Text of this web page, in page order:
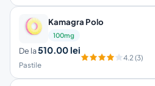
Kamagra Polo
100mg
De la510.00 lei
Pastile
4.2 (3)